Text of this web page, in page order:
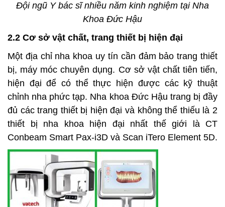
Đội ngũ Y bác sĩ nhiều năm kinh nghiệm tại Nha
Khoa Đức Hậu
2.2 Cơ sở vật chất, trang thiết bị hiện đại
Một địa chỉ nha khoa uy tín cần đảm bảo trang thiết
bị, máy móc chuyên dụng. Cơ sở vật chất tiên tiến,
hiện đại để có thể thực hiện được các kỹ thuật
chỉnh nha phức tạp. Nha khoa Đức Hậu trang bị đầy
đủ các trang thiết bị hiện đại và không thể thiếu là 2
thiết bị nha khoa hiện đại nhất thế giới là CT
Conbeam Smart Pax-i3D và Scan iTero Element 5D.